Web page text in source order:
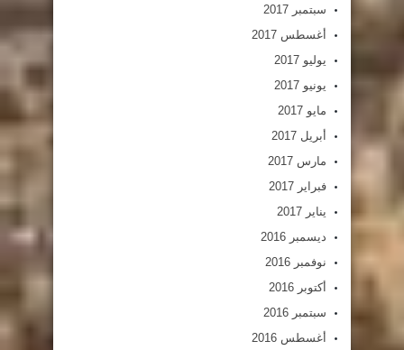
سبتمبر 2017
أغسطس 2017
يوليو 2017
يونيو 2017
مايو 2017
أبريل 2017
مارس 2017
فبراير 2017
يناير 2017
ديسمبر 2016
نوفمبر 2016
أكتوبر 2016
سبتمبر 2016
أغسطس 2016